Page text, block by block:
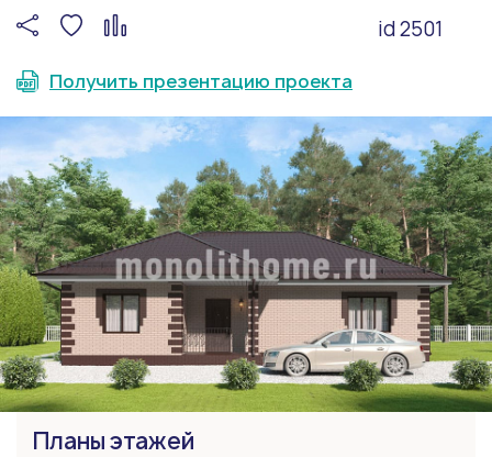
id 2501
Получить презентацию проекта
Планы этажей